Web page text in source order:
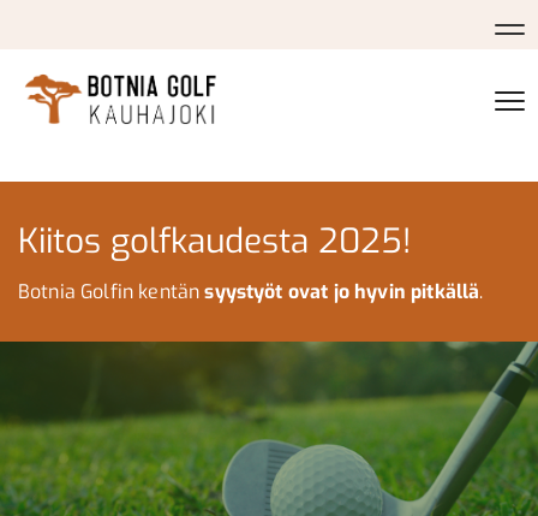
Kiitos golfkaudesta 2025!
Botnia Golfin kentänsyystyöt ovat jo hyvin pitkällä.